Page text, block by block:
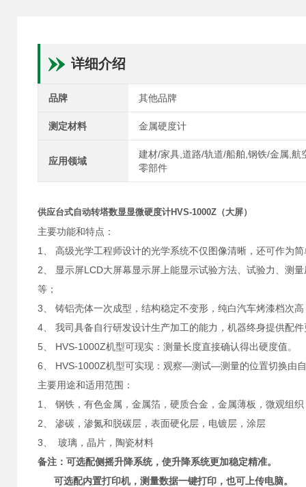
详细介绍
品牌 其他品牌
测定材料 金属硬度计
应用领域
建材/家具,道路/轨道/船舶,钢铁/金属,航
零部件
供应台式自动转塔数显显微硬度计HVS-1000Z （大屏）
主要功能和特点：
1、 高级光学工程师设计的光学系统不仅图像清晰，还可作为
2、 显示屏LCD大屏幕显示屏上能显示试验方法、试验力、测
等；
3、 铸铝壳体一次成型，结构稳定不变形，纯白汽车烤漆档次
4、 我司具备自行研发设计生产加工的能力，机器终身提供配
5、 HVS-1000Z机型可现实：测量长度直接确认得出硬度值。
6、 HVS-1000Z机型可实现：观察—测试—测量的位置切换由
主要用途和适用范围：
1、 钢铁，有色金属，金属箔，硬质合金，金属薄板，微观组织
2、 渗碳，渗氮和脱碳层，表面硬化层，电镀层，涂层
3、 玻璃，晶片，陶瓷材料
备注：可选配侧摇升降系统，使升降系统更加稳定精准。
可选配内置打印机，测量数据一键打印，也可上传电脑。